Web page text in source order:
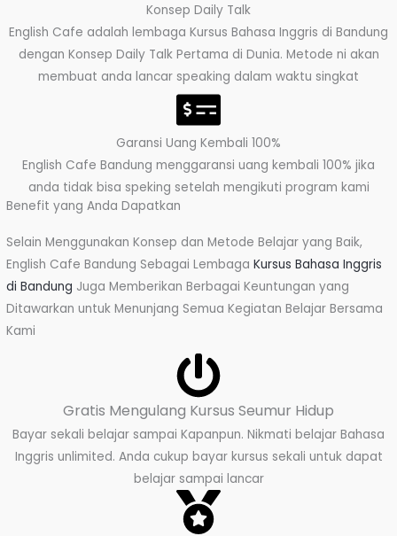
Konsep Daily Talk
English Cafe adalah lembaga Kursus Bahasa Inggris di Bandung
dengan Konsep Daily Talk Pertama di Dunia. Metode ni akan
membuat anda lancar speaking dalam waktu singkat
Garansi Uang Kembali 100%
English Cafe Bandung menggaransi uang kembali 100% jika
anda tidak bisa speking setelah mengikuti program kami
Benefit yang Anda Dapatkan
Selain Menggunakan Konsep dan Metode Belajar yang Baik,
English Cafe Bandung Sebagai LembagaKursus Bahasa Inggris
di Bandung Juga Memberikan Berbagai Keuntungan yang
Ditawarkan untuk Menunjang Semua Kegiatan Belajar Bersama
Kami
Gratis Mengulang Kursus Seumur Hidup
Bayar sekali belajar sampai Kapanpun. Nikmati belajar Bahasa
Inggris unlimited. Anda cukup bayar kursus sekali untuk dapat
belajar sampai lancar